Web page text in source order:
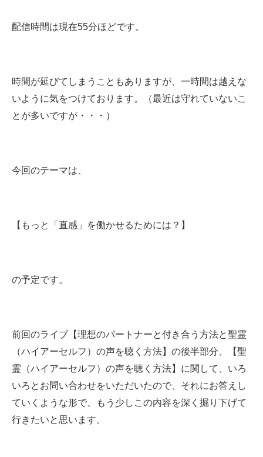
配信時間は現在55分ほどです。
時間が延びてしまうこともありますが、一時間は越えな
いように気をつけております。（最近は守れていないこ
とが多いですが・・・）
今回のテーマは、
【もっと「直感」を働かせるためには？】
の予定です。
前回のライブ【理想のパートナーと付き合う方法と聖霊
（ハイアーセルフ）の声を聴く方法】の後半部分、【聖
霊（ハイアーセルフ）の声を聴く方法】に関して、いろ
いろとお問い合わせをいただいたので、それにお答えし
ていくような形で、もう少しこの内容を深く掘り下げて
行きたいと思います。